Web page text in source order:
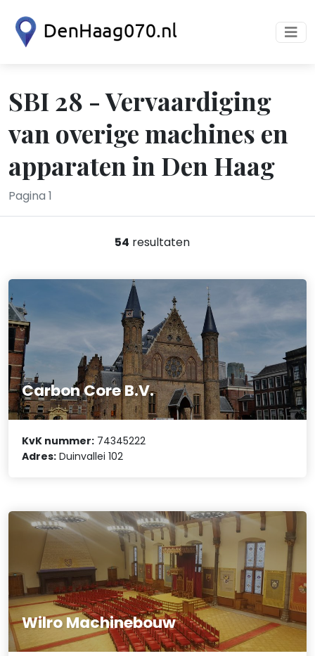
SBI 28 - Vervaardiging
van overige machines en
apparaten in Den Haag
Pagina 1
54 resultaten
Carbon Core B.V.
KvK nummer: 74345222
Adres: Duinvallei 102
Wilro Machinebouw